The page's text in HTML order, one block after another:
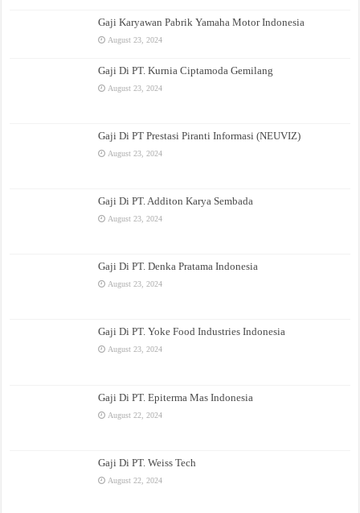
Gaji Karyawan Pabrik Yamaha Motor Indonesia
August 23, 2024
Gaji Di PT. Kurnia Ciptamoda Gemilang
August 23, 2024
Gaji Di PT Prestasi Piranti Informasi (NEUVIZ)
August 23, 2024
Gaji Di PT. Additon Karya Sembada
August 23, 2024
Gaji Di PT. Denka Pratama Indonesia
August 23, 2024
Gaji Di PT. Yoke Food Industries Indonesia
August 23, 2024
Gaji Di PT. Epiterma Mas Indonesia
August 22, 2024
Gaji Di PT. Weiss Tech
August 22, 2024